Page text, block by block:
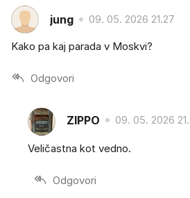
jung 09. 05. 2026 21.27
Kako pa kaj parada v Moskvi?
Odgovori
ZIPPO 09. 05. 2026
Veličastna kot vedno.
Odgovori